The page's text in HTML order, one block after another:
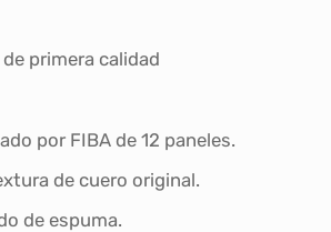
primera calidad
por FIBA ​​de 12 paneles.
de cuero original.
de espuma.